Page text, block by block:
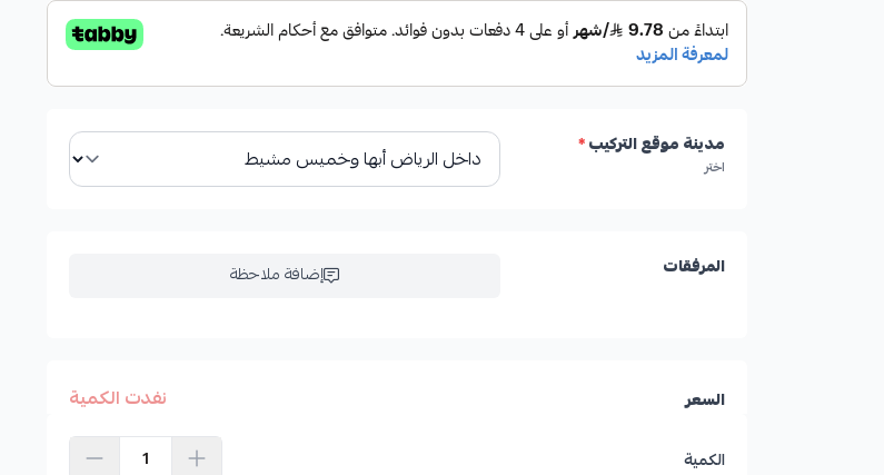
مدينة موقع التركيب*
اختر
المرفقات إضافة ملاحظة
السعر نفدت الكمية
الكمية